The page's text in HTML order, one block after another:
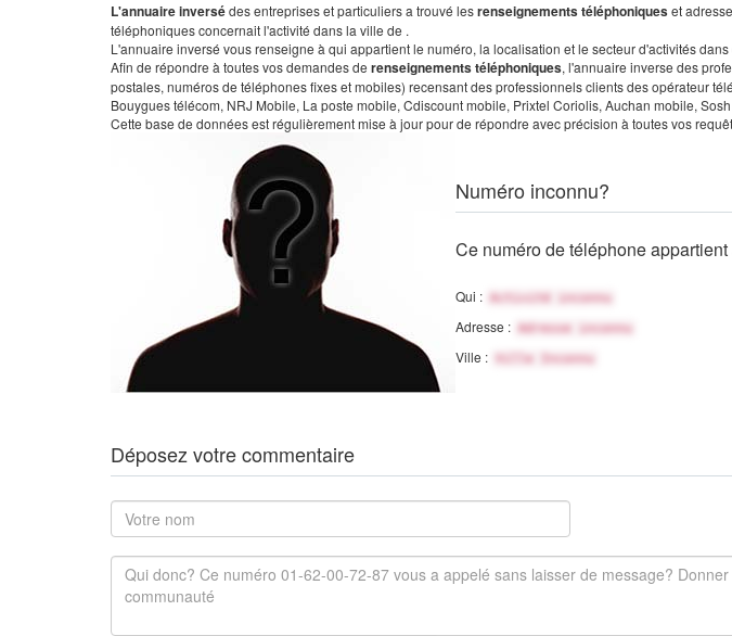
L'annuaire inversédes entreprises et particuliers a trouvé lesrenseignements téléphoniqueset
téléphoniques concernait l'activité dans la ville de .
L'annuaire inversé vous renseigne à qui appartient le numéro, la localisation et le secteur d'activités
Afin de répondre à toutes vos demandes de renseignements téléphoniques, l'annuaire inverse des
postales, numéros de téléphones fixes et mobiles) recensant des professionnels clients des opérateur
Bouygues télécom, NRJ Mobile, La poste mobile, Cdiscount mobile, Prixtel Coriolis, Auchan mobile, Sosh
Cette base de données est régulièrement mise à jour pour de répondre avec précision à toutes vos
Numéro inconnu?
Ce numéro de téléphone appartient
Qui : Activité inconnu
Adresse : Adresse inconnu
Ville : Ville Inconnu
Déposez votre commentaire